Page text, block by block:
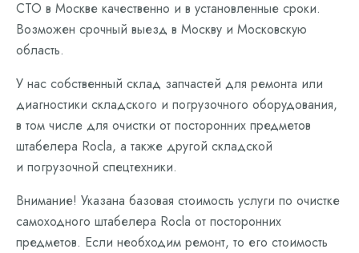
СТО в Москве качественно и в установленные сроки.
Возможен срочный выезд в Москву и Московскую
область.
У нас собственный склад запчастей для ремонта или
диагностики складского и погрузочного оборудования,
в том числе для очистки от посторонних предметов
штабелера Rocla, а также другой складской
и погрузочной спецтехники.
Внимание! Указана базовая стоимость услуги по очистке
самоходного штабелера Rocla от посторонних
предметов. Если необходим ремонт, то его стоимость